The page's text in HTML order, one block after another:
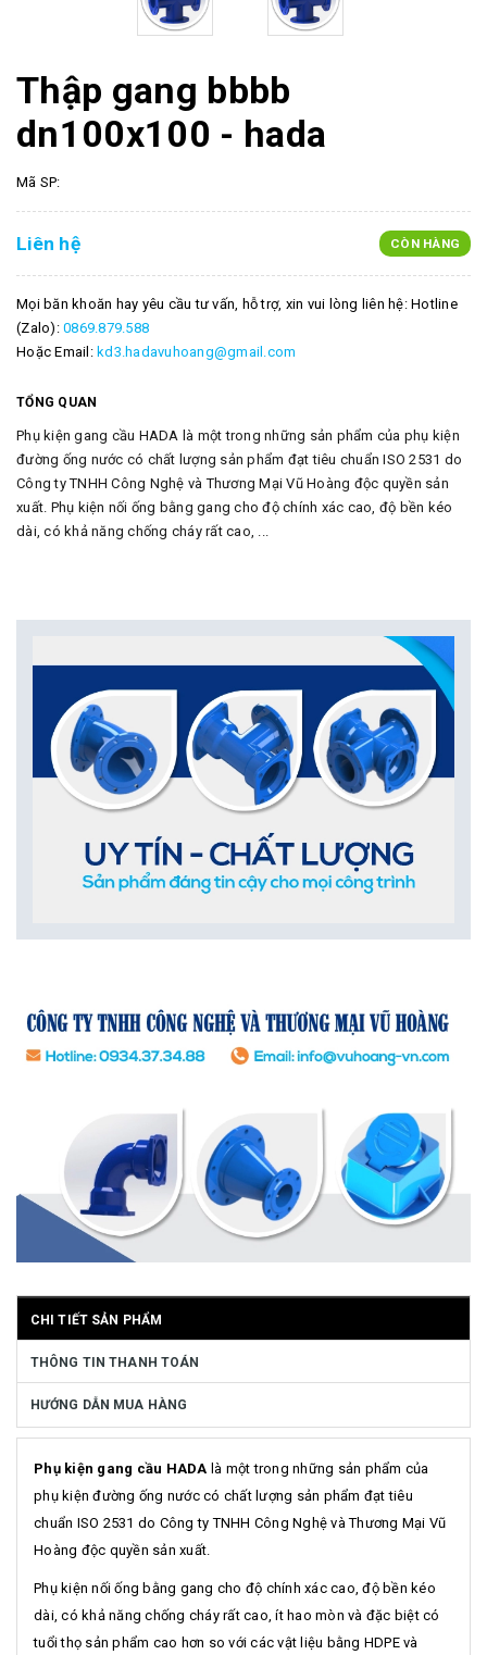
Thập gang bbbb
dn100x100 - hada
Mã SP:
Liên hệ CÒN HÀNG
Mọi băn khoăn hay yêu cầu tư vấn, hỗ trợ, xin vui lòng liên hệ: Hotline
(Zalo): 0869.879.588
Hoặc Email: kd3.hadavuhoang@gmail.com
TỔNG QUAN
Phụ kiện gang cầu HADA là một trong những sản phẩm của phụ kiện
đường ống nước có chất lượng sản phẩm đạt tiêu chuẩn ISO 2531 do
Công ty TNHH Công Nghệ và Thương Mại Vũ Hoàng độc quyền sản
xuất. Phụ kiện nối ống bằng gang cho độ chính xác cao, độ bền kéo
dài, có khả năng chống cháy rất cao, ...
CHI TIẾT SẢN PHẨM
THÔNG TIN THANH TOÁN
HƯỚNG DẪN MUA HÀNG
Phụ kiện gang cầu HADA là một trong những sản phẩm của
phụ kiện đường ống nước có chất lượng sản phẩm đạt tiêu
chuẩn ISO 2531 do Công ty TNHH Công Nghệ và Thương Mại Vũ
Hoàng độc quyền sản xuất.
Phụ kiện nối ống bằng gang cho độ chính xác cao, độ bền kéo
dài, có khả năng chống cháy rất cao, ít hao mòn và đặc biệt có
tuổi thọ sản phẩm cao hơn so với các vật liệu bằng HDPE và